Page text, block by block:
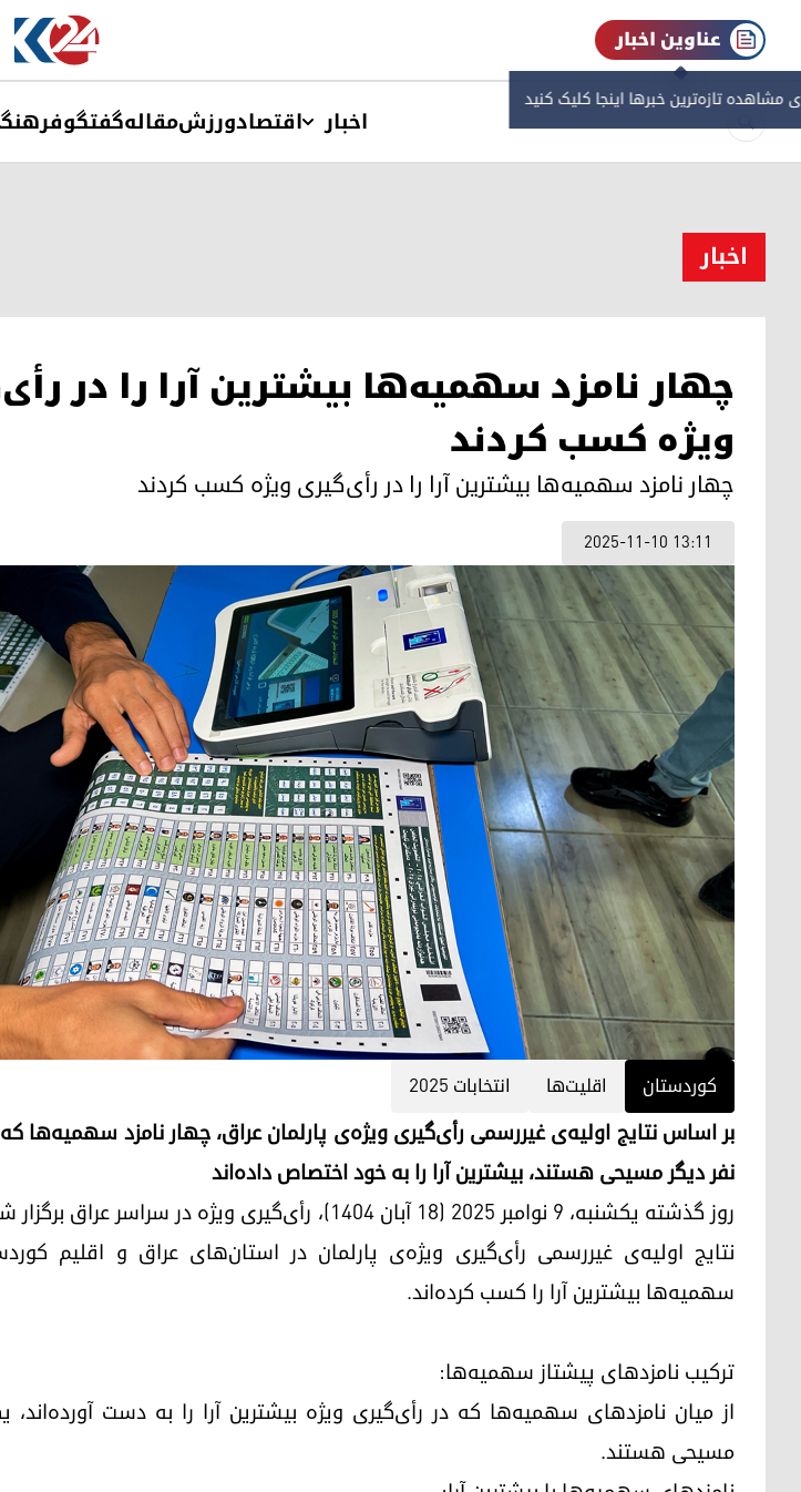
عناوین اخبار
مشاهده‌ تازه‌ترین خبرها اینجا کلیک کنید
اخبار اقتصادورزشمقالهگفتگو
اخبار
چهار نامزد سهمیه‌ها بیشترین آرا را در
ویژه کسب کردند
چهار نامزد سهمیه‌ها بیشترین آرا را در رأی‌گیری ویژه کسب کردند
2025-11-10 13:11
کوردستان اقلیت‌ها انتخابات ٢٠٢٥
بر اساس نتایج اولیه‌ی غیررسمی رأی‌گیری ویژه‌ی پارلمان عراق، چهار نامزد سهمیه‌ها
نفر دیگر مسیحی هستند، بیشترین آرا را به خود اختصاص داده‌اند
روز گذشته یکشنبه، ۹ نوامبر ۲۰۲۵ (۱۸ آبان ۱۴۰۴)، رأی‌گیری ویژه در
نتایج اولیه‌ی غیررسمی رأی‌گیری ویژه‌ی پارلمان در استان‌های عراق و اقلیم
سهمیه‌ها بیشترین آرا را کسب کرده‌اند.
ترکیب نامزدهای پیشتاز سهمیه‌ها:
از میان نامزدهای سهمیه‌ها که در رأی‌گیری ویژه بیشترین آرا را به دست آورده‌اند،
مسیحی هستند.